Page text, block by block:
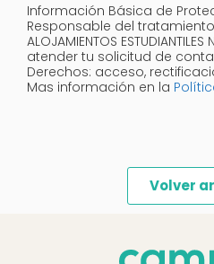
Información Básica de
Responsable del tratamiento:
ALOJAMIENTOS
atender tu solicitud de
Derechos: acceso,
Mas información en la
Volver